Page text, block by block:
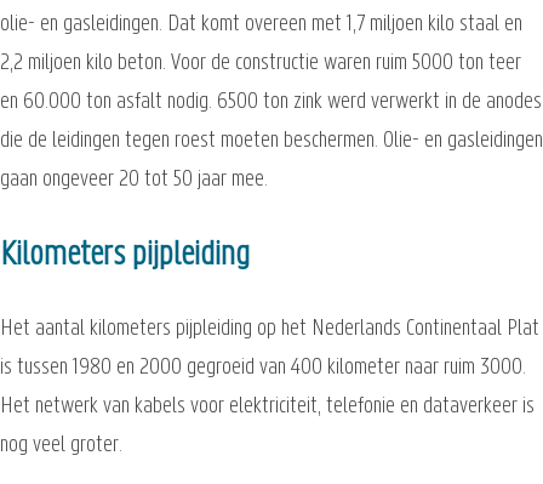
olie- en gasleidingen. Dat komt overeen met 1,7 miljoen kilo staal en
2,2 miljoen kilo beton. Voor de constructie waren ruim 5000 ton teer
en 60.000 ton asfalt nodig. 6500 ton zink werd verwerkt in de anodes
die de leidingen tegen roest moeten beschermen. Olie- en gasleidingen
gaan ongeveer 20 tot 50 jaar mee.
Kilometers pijpleiding
Het aantal kilometers pijpleiding op het Nederlands Continentaal Plat
is tussen 1980 en 2000 gegroeid van 400 kilometer naar ruim 3000.
Het netwerk van kabels voor elektriciteit, telefonie en dataverkeer is
nog veel groter.